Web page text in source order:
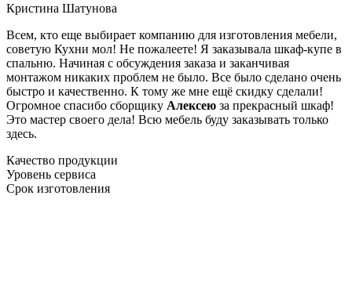
Кристина Шатунова
Всем, кто еще выбирает компанию для изготовления мебели,
советую Кухни мол! Не пожалеете! Я заказывала шкаф-купе в
спальню. Начиная с обсуждения заказа и заканчивая
монтажом никаких проблем не было. Все было сделано очень
быстро и качественно. К тому же мне ещё скидку сделали!
Огромное спасибо сборщику Алексею за прекрасный шкаф!
Это мастер своего дела! Всю мебель буду заказывать только
здесь.
Качество продукции
Уровень сервиса
Срок изготовления